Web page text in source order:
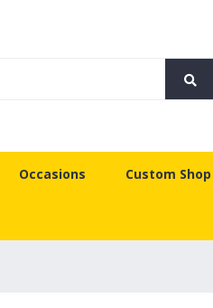
Occasions Custom Shop